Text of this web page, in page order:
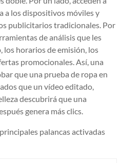
a los dispositivos móviles y
publicitarios tradicionales. Por
de análisis que les
horarios de emisión, los
promocionales. Así, una
que una prueba de ropa en
que un vídeo editado,
descubrirá que una
genera más clics.
palancas activadas